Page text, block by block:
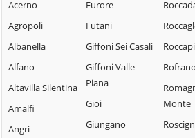
Acerno
Agropoli
Albanella
Alfano
Altavilla Silentina
Amalfi
Angri
Furore
Futani
Giffoni Sei Casali
Giffoni Valle
Piana
Gioi
Giungano
Rofrano
Monte